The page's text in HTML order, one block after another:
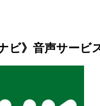
ビ》音声サービ